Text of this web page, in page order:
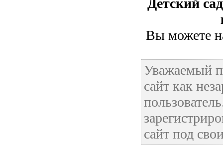
Детский
Вы можете
Уважаемый
сайт как
сайт под